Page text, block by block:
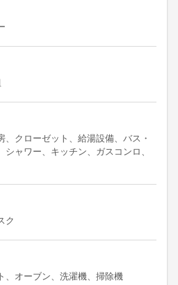
、クローゼット、給湯設備、バス・
シャワー、キッチン、ガスコンロ、
ク
、オーブン、洗濯機、掃除機